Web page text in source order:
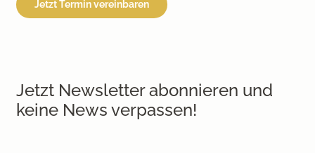
Jetzt Termin vereinbaren
Jetzt Newsletter abonnieren und
keine News verpassen!